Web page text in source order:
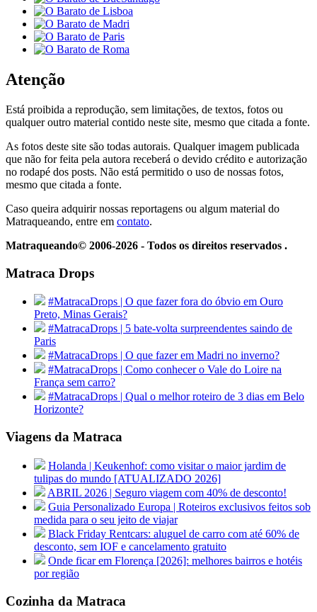
Atenção
Está proibida a reprodução, sem limitações, de textos, fotos ou
qualquer outro material contido neste site, mesmo que citada a fonte.
As fotos deste site são todas autorais. Qualquer imagem publicada
que não for feita pela autora receberá o devido crédito e autorização
no rodapé dos posts. Não está permitido o uso de nossas fotos,
mesmo que citada a fonte.
Caso queira adquirir nossas reportagens ou algum material do
Matraqueando, entre em contato.
Matraqueando© 2006-2026 - Todos os direitos reservados .
Matraca Drops
#MatracaDrops | O que fazer fora do óbvio em Ouro
Preto, Minas Gerais?
#MatracaDrops | 5 bate-volta surpreendentes saindo de
Paris
#MatracaDrops | O que fazer em Madri no inverno?
#MatracaDrops | Como conhecer o Vale do Loire na
França sem carro?
#MatracaDrops | Qual o melhor roteiro de 3 dias em Belo
Horizonte?
Viagens da Matraca
Holanda | Keukenhof: como visitar o maior jardim de
tulipas do mundo [ATUALIZADO 2026]
ABRIL 2026 | Seguro viagem com 40% de desconto!
Guia Personalizado Europa | Roteiros exclusivos feitos sob
medida para o seu jeito de viajar
Black Friday Rentcars: aluguel de carro com até 60% de
desconto, sem IOF e cancelamento gratuito
Onde ficar em Florença [2026]: melhores bairros e hotéis
por região
Cozinha da Matraca